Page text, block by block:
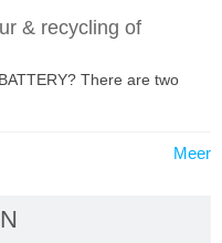
& recycling of
There are two
Meer